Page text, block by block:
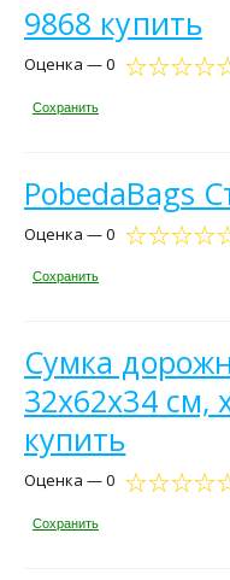
9868 купить
Оценка — 0
Сохранить
PobedaBags
Оценка — 0
Сохранить
Сумка
32х62х34 см,
купить
Оценка — 0
Сохранить